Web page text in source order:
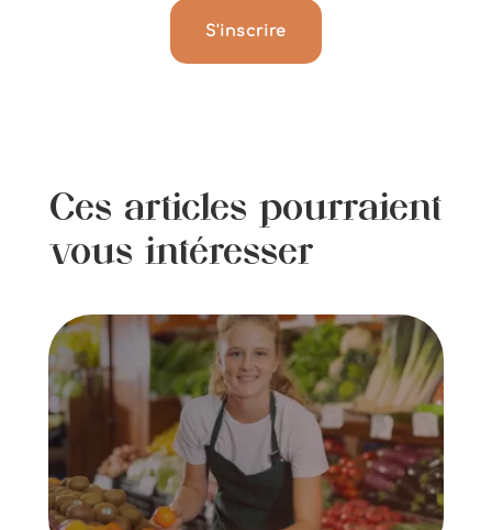
S'inscrire
Ces articles pourraient
vous intéresser